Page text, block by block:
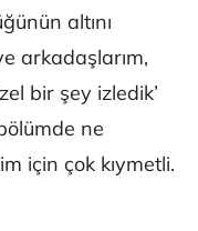
altını
arkadaşlarım,
bir şey izledik’
ne
için çok kıymetli.